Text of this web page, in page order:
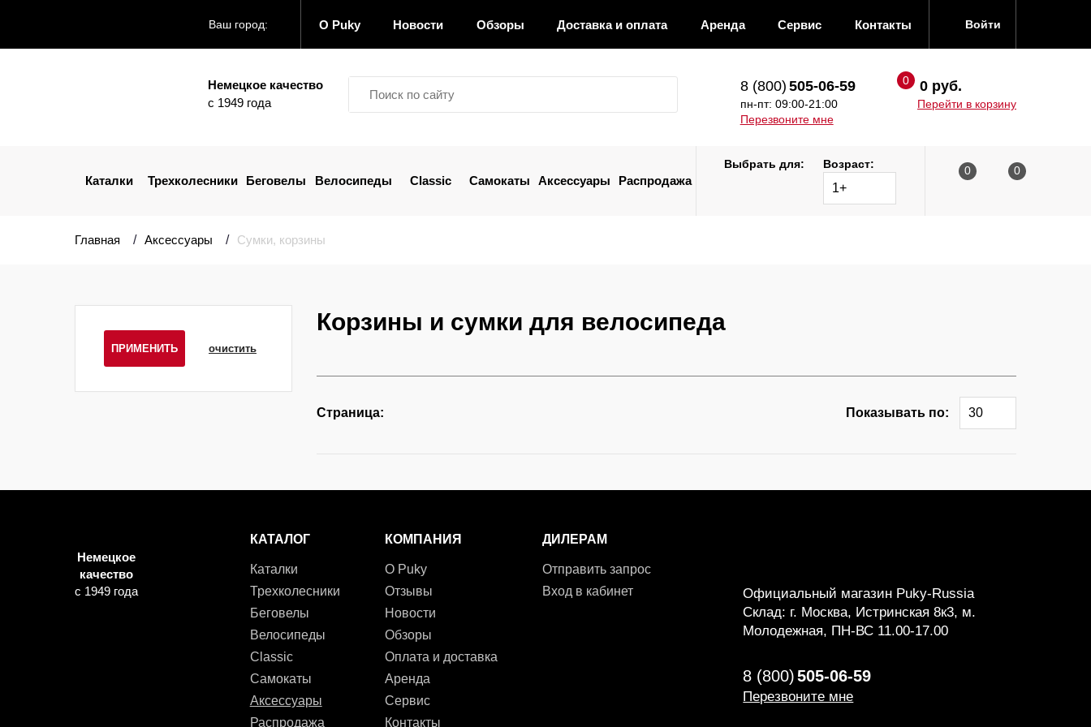
Ваш город: О Puky Новости Обзоры Доставка и оплата Аренда Сервис Контакты Войти
Немецкое качество
с 1949 года
8 (800) 505-06-59
пн-пт: 09:00-21:00
Перезвоните мне
0 руб.
Перейти в корзину
Каталки Трехколесники Беговелы Велосипеды Classic Самокаты Аксессуары Распродажа
Выбрать для: Возраст:
1+
Главная Аксессуары Сумки, корзины
ПРИМЕНИТЬ очистить
Корзины и сумки для велосипеда
Страница: Показывать по: 30
Немецкое
качество
с 1949 года
КАТАЛОГ
Каталки
Трехколесники
Беговелы
Велосипеды
Classic
Самокаты
Аксессуары
Распродажа
КОМПАНИЯ
О Puky
Отзывы
Новости
Обзоры
Оплата и доставка
Аренда
Сервис
Контакты
ДИЛЕРАМ
Отправить запрос
Вход в кабинет
Официальный магазин Puky-Russia
Склад: г. Москва, Истринская 8к3, м.
Молодежная, ПН-ВС 11.00-17.00
8 (800)505-06-59
Перезвоните мне